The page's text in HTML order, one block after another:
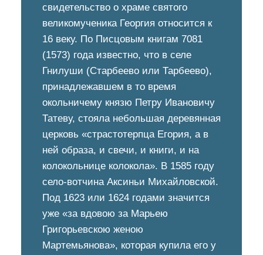
свидетельство о храме святого
великомученика Георгия относится к
16 веку. По Писцовым книгам 7081
(1573) года известно, что в селе
Гнилуши (Старбеево или Тарбеево),
принадлежавшем в то время
окольничему князю Петру Ивановичу
Татеву, стояла небольшая деревянная
церковь «страстотерпца Егория, а в
ней образа, и свечи, и книги, и на
колокольнице колокола». В 1585 году
село-вотчина Аксиньи Михайловской.
Под 1623 или 1624 годами значится
уже «за вдовою за Марьею
Григорьевскою женою
Мартемьянова», которая купила его у